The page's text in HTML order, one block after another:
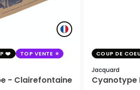
TOP VENTE
- Clairefontaine
COUP DE
Jacquard
Cyanotype